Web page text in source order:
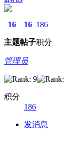
16
主题
16
帖子
186
积分
管理员
积分
186
发消息